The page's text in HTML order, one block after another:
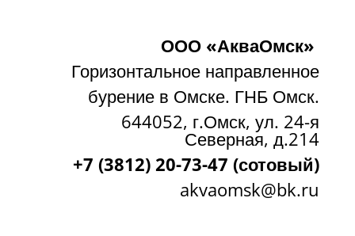
ООО «АкваОмск»
Горизонтальное направленное
бурение в Омске. ГНБ Омск.
644052, г.Омск, ул. 24-я
Северная, д.214
+7 (3812) 20-73-47 (сотовый)
akvaomsk@bk.ru